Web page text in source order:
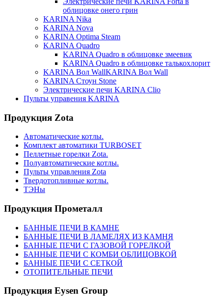
облицовке онего грин
KARINA Nika
KARINA Nova
KARINA Optima Steam
KARINA Quadro
KARINA Quadro в облицовке змеевик
KARINA Quadro в облицовке талькохлорит
KARINA Вол WallKARINA Вол Wall
KARINA Стоун Stone
Электрические печи KARINA Clio
Пульты управения KARINA
Продукция Zota
Автоматические котлы.
Комплект автоматики TURBOSET
Пеллетные горелки Zota.
Полуавтоматические котлы.
Пульты управления Zota
Твердотопливные котлы.
ТЭНы
Продукция Прометалл
БАННЫЕ ПЕЧИ В КАМНЕ
БАННЫЕ ПЕЧИ В ЛАМЕЛЯХ ИЗ КАМНЯ
БАННЫЕ ПЕЧИ С ГАЗОВОЙ ГОРЕЛКОЙ
БАННЫЕ ПЕЧИ С КОМБИ ОБЛИЦОВКОЙ
БАННЫЕ ПЕЧИ С СЕТКОЙ
ОТОПИТЕЛЬНЫЕ ПЕЧИ
Продукция Eysen Group